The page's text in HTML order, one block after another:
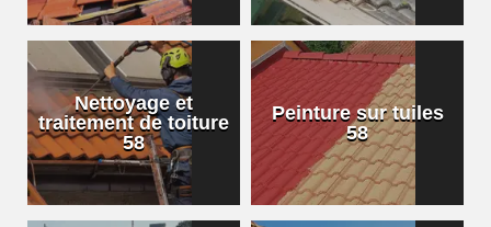
Nettoyage et
traitement de toiture
58
Peinture sur tuiles
58